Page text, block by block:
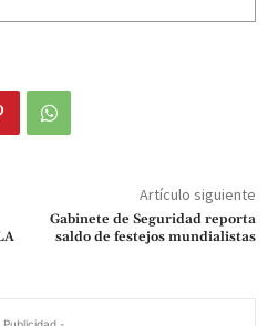
Artículo siguiente
Gabinete de Seguridad reporta
saldo de festejos mundialistas